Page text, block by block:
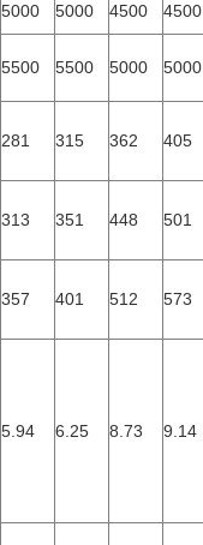
5000 5000 4500
4500
5500 5500 5000 5000
281 315 362 405
313 351 448 501
357 401 512 573
5.94 6.25 8.73 9.14